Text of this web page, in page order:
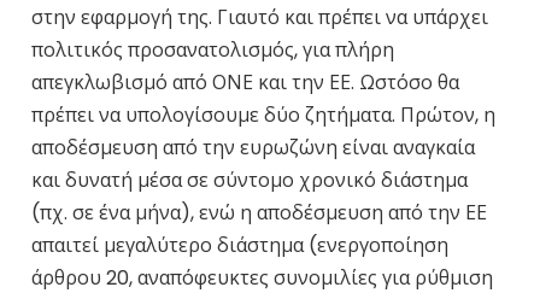
στην εφαρμογή της. Γιαυτό και πρέπει να υπάρχει
πολιτικός προσανατολισμός, για πλήρη
απεγκλωβισμό από ΟΝΕ και την ΕΕ. Ωστόσο θα
πρέπει να υπολογίσουμε δύο ζητήματα. Πρώτον, η
αποδέσμευση από την ευρωζώνη είναι αναγκαία
και δυνατή μέσα σε σύντομο χρονικό διάστημα
(πχ. σε ένα μήνα), ενώ η αποδέσμευση από την ΕΕ
απαιτεί μεγαλύτερο διάστημα (ενεργοποίηση
άρθρου 20, αναπόφευκτες συνομιλίες για ρύθμιση